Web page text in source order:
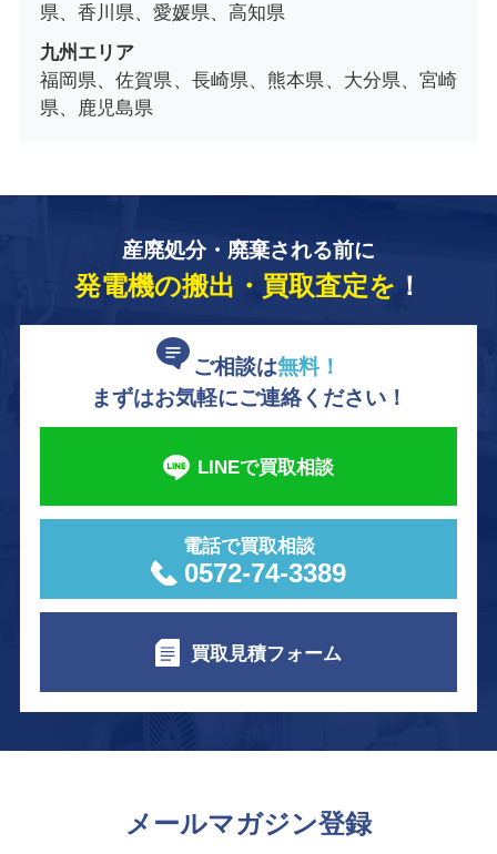
県、香川県、愛媛県、高知県
九州エリア
福岡県、佐賀県、長崎県、熊本県、大分県、宮崎
県、鹿児島県
産廃処分・廃棄される前に
発電機の搬出・買取査定を ！
ご相談は無料！
まずはお気軽にご連絡ください！
LINEで買取相談
電話で買取相談
0572-74-3389
買取見積フォーム
メールマガジン登録